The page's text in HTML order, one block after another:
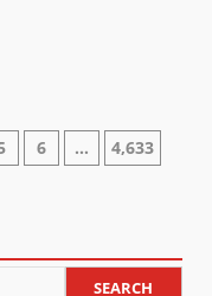
6 …
4,633
SEARCH